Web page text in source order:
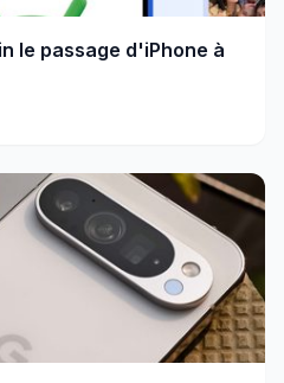
le passage d'iPhone à